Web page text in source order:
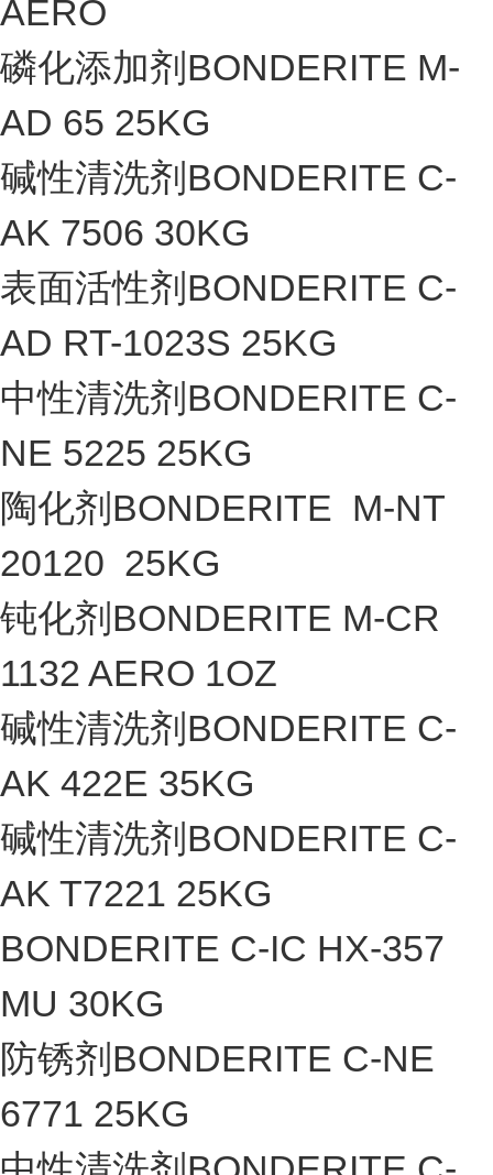
AERO
磷化添加剂BONDERITE M-
AD 65 25KG
碱性清洗剂BONDERITE C-
AK 7506 30KG
表面活性剂BONDERITE C-
AD RT-1023S 25KG
中性清洗剂BONDERITE C-
NE 5225 25KG
陶化剂BONDERITE M-NT
20120 25KG
钝化剂BONDERITE M-CR
1132 AERO 1OZ
碱性清洗剂BONDERITE C-
AK 422E 35KG
碱性清洗剂BONDERITE C-
AK T7221 25KG
BONDERITE C-IC HX-357
MU 30KG
防锈剂BONDERITE C-NE
6771 25KG